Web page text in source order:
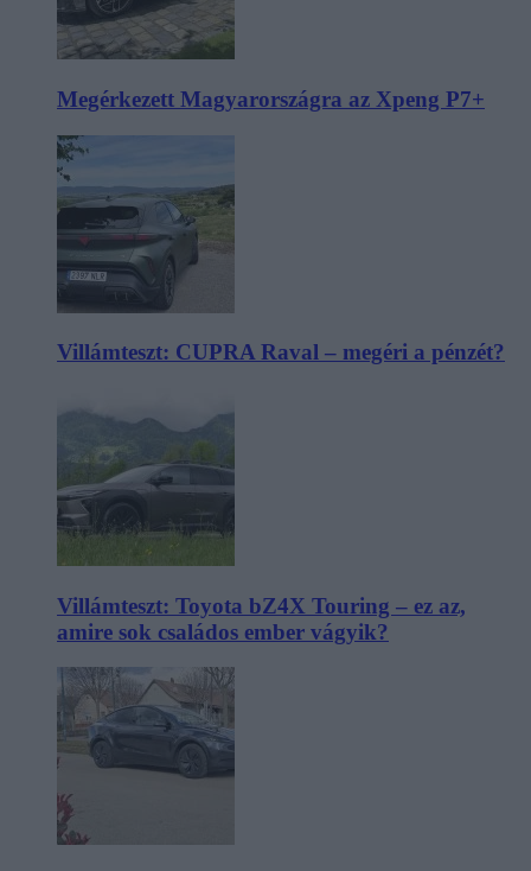
Megérkezett Magyarországra az Xpeng P7+
Villámteszt: CUPRA Raval – megéri a pénzét?
Villámteszt: Toyota bZ4X Touring – ez az,
amire sok családos ember vágyik?